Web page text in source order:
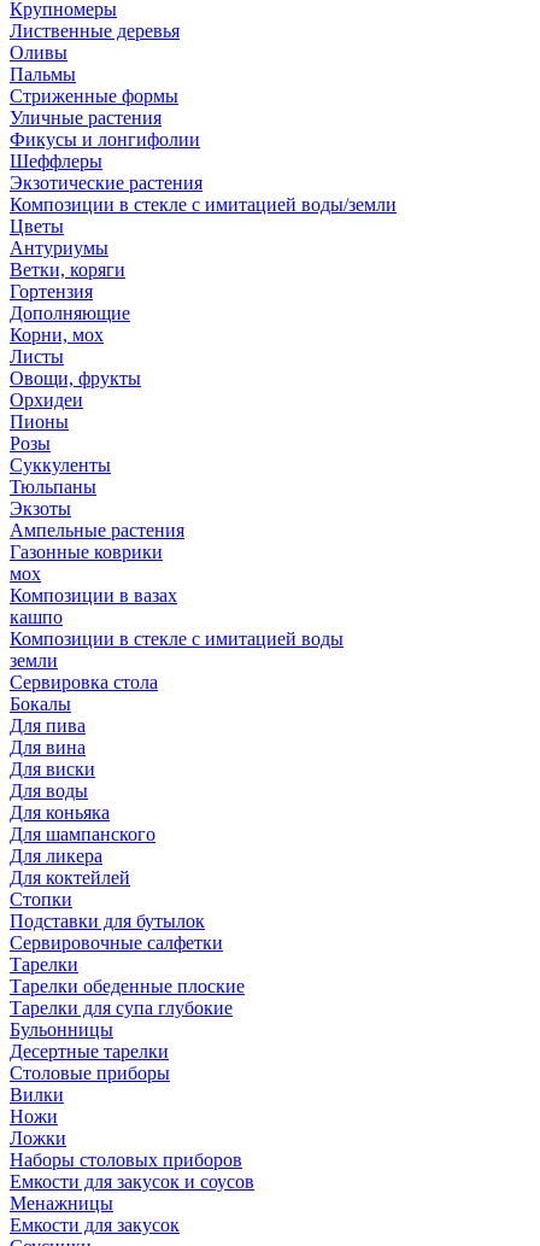
Крупномеры
Лиственные деревья
Оливы
Пальмы
Стриженные формы
Уличные растения
Фикусы и лонгифолии
Шеффлеры
Экзотические растения
Композиции в стекле с имитацией воды/земли
Цветы
Антуриумы
Ветки, коряги
Гортензия
Дополняющие
Корни, мох
Листы
Овощи, фрукты
Орхидеи
Пионы
Розы
Суккуленты
Тюльпаны
Экзоты
Ампельные растения
Газонные коврики
мох
Композиции в вазах
кашпо
Композиции в стекле с имитацией воды
земли
Сервировка стола
Бокалы
Для пива
Для вина
Для виски
Для воды
Для коньяка
Для шампанского
Для ликера
Для коктейлей
Стопки
Подставки для бутылок
Сервировочные салфетки
Тарелки
Тарелки обеденные плоские
Тарелки для супа глубокие
Бульонницы
Десертные тарелки
Столовые приборы
Вилки
Ножи
Ложки
Наборы столовых приборов
Емкости для закусок и соусов
Менажницы
Емкости для закусок